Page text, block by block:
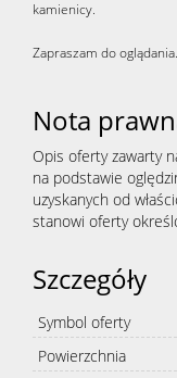
kamienicy.
Zapraszam do oglądania.
Nota
Opis oferty zawarty
na podstawie
uzyskanych od
stanowi oferty
Szczegóły
Symbol oferty
Powierzchnia